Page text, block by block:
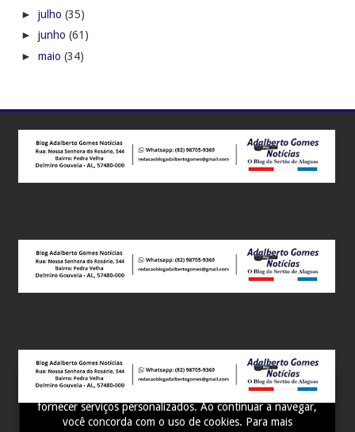
Este site utiliza cookies para melhorar sua experiência e
fornecer serviços personalizados. Ao continuar a navegar,
você concorda com o uso de cookies. Para mais
► julho (35)
► junho (61)
► maio (34)